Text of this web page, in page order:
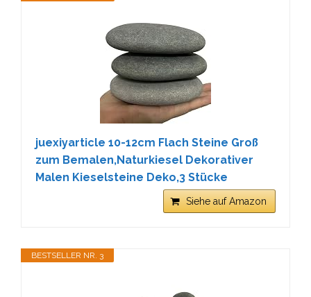
juexiyarticle 10-12cm Flach Steine Groß
zum Bemalen,Naturkiesel Dekorativer
Malen Kieselsteine Deko,3 Stücke
Siehe auf Amazon
BESTSELLER NR. 3